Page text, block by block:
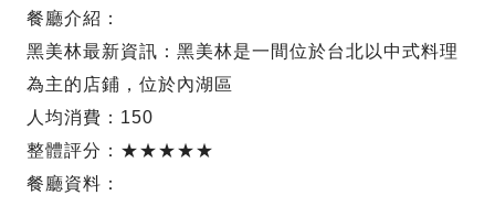
餐廳介紹：
黑美林最新資訊：黑美林是一間位於台北以中式料理
為主的店鋪，位於內湖區
人均消費：150
整體評分：★★★★★
餐廳資料：